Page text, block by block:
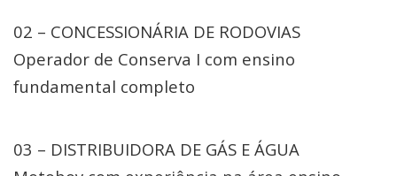
02 – CONCESSIONÁRIA DE RODOVIAS
Operador de Conserva I com ensino
fundamental completo
03 – DISTRIBUIDORA DE GÁS E ÁGUA